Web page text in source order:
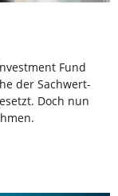
Fund
der Sachwert-
Doch nun